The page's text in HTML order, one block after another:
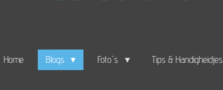
Home Blogs Foto's Tips & Handigheidjes